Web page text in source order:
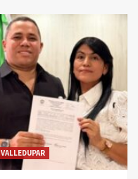
VALLEDUPAR